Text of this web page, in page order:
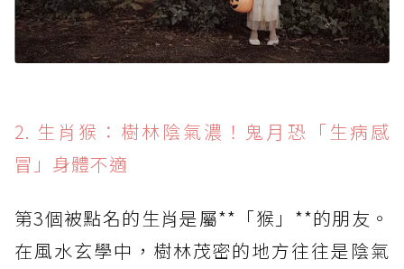
2. 生肖猴：樹林陰氣濃！鬼月恐「生病感
冒」身體不適
第3個被點名的生肖是屬**「猴」**的朋友。
在風水玄學中，樹林茂密的地方往往是陰氣